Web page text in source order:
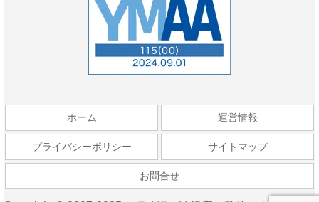
ホーム 運営情報
プライバシーポリシー サイトマップ
お問合せ